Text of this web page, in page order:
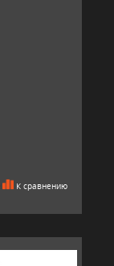
К сравнению